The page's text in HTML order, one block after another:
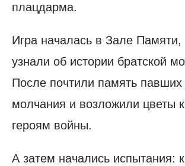
плацдарма.
Игра началась в Зале Памяти,
узнали об истории братской
После почтили память
молчания и возложили цветы
героям войны.
А затем начались испытания: